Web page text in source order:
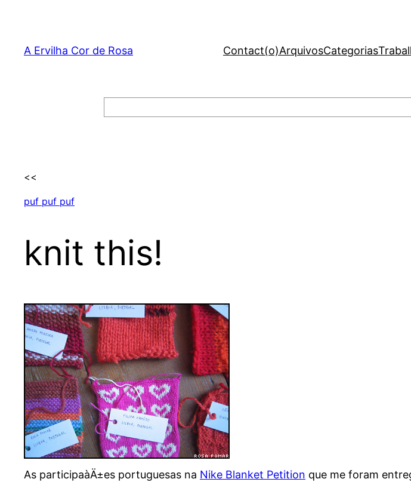
content
A Ervilha Cor de Rosa Contact(o)ArquivosCategorias
<<
puf puf puf
knit this!
As participaàÄ±es portuguesas na Nike Blanket Petition que me foram